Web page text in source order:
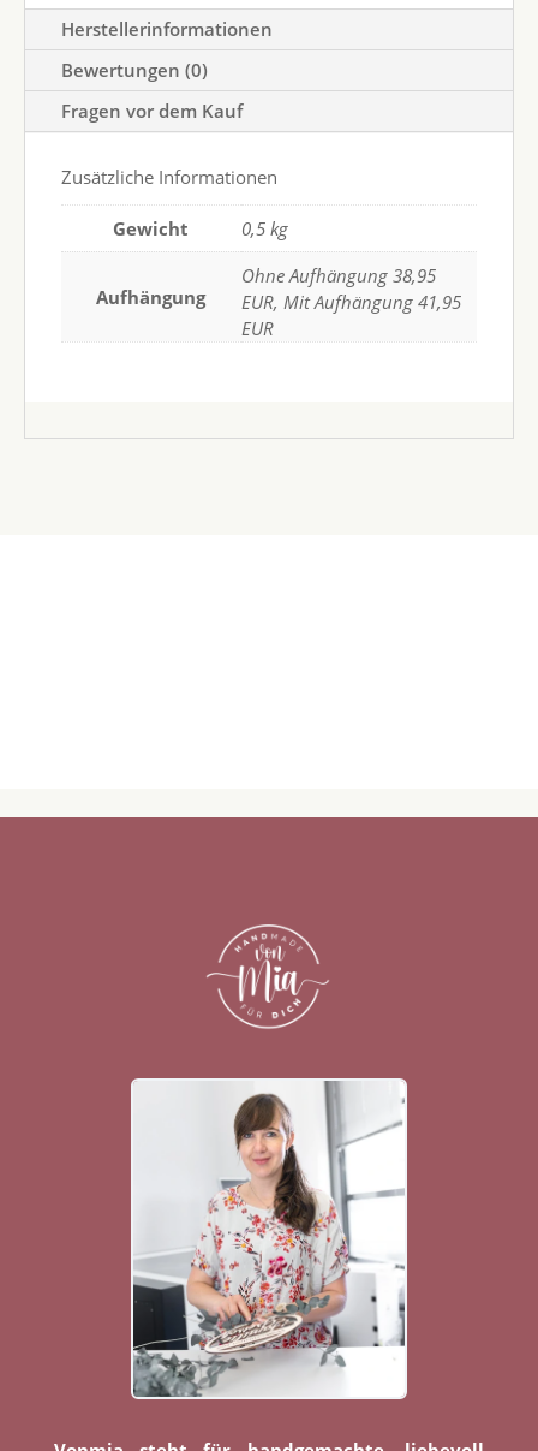
Herstellerinformationen
Bewertungen (0)
Fragen vor dem Kauf
Zusätzliche Informationen
Gewicht 0,5 kg
Aufhängung
Ohne Aufhängung 38,95
EUR, Mit Aufhängung 41,95
EUR